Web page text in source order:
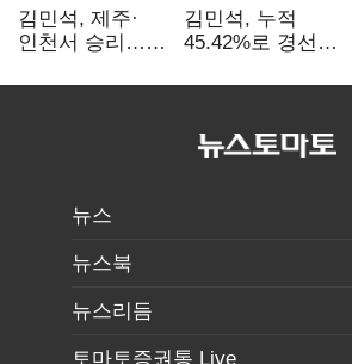
김민석, 제주·
인천서 승리…
탈환'(종합)
김민석, 누적
45.42%로 경선
격차
뉴스
뉴스북
뉴스리듬
토마토증권통 Live